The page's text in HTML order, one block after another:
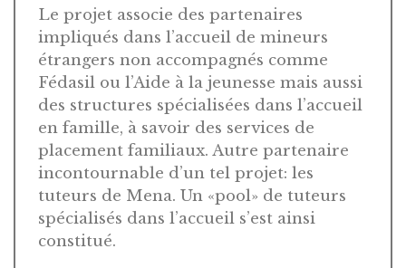
Le projet associe des partenaires
impliqués dans l’accueil de mineurs
étrangers non accompagnés comme
Fédasil ou l’Aide à la jeunesse mais aussi
des structures spécialisées dans l’accueil
en famille, à savoir des services de
placement familiaux. Autre partenaire
incontournable d’un tel projet: les
tuteurs de Mena. Un «pool» de tuteurs
spécialisés dans l’accueil s’est ainsi
constitué.